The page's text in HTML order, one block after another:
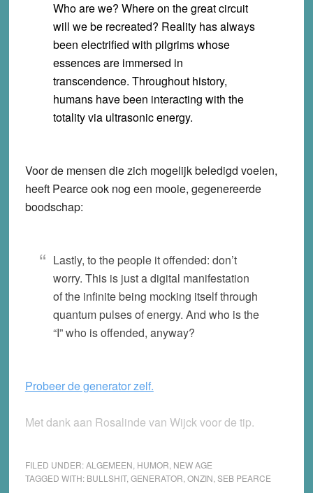
Who are we? Where on the great circuit
will we be recreated? Reality has always
been electrified with pilgrims whose
essences are immersed in
transcendence. Throughout history,
humans have been interacting with the
totality via ultrasonic energy.
Voor de mensen die zich mogelijk beledigd voelen,
heeft Pearce ook nog een mooie, gegenereerde
boodschap:
Lastly, to the people it offended: don’t
worry. This is just a digital manifestation
of the infinite being mocking itself through
quantum pulses of energy. And who is the
“I” who is offended, anyway?
Probeer de generator zelf.
Met dank aan Rosalinde van Wijck voor de tip.
FILED UNDER:ALGEMEEN HUMOR NEW AGE
TAGGED WITH: BULLSHIT, GENERATOR ONZIN SEB PEARCE